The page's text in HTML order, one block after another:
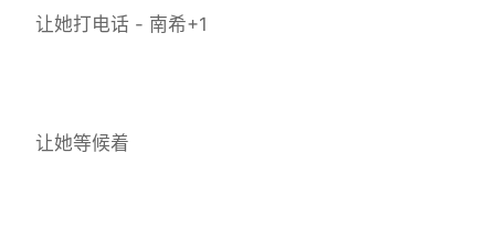
让她打电话 - 南希+1
让她等候着